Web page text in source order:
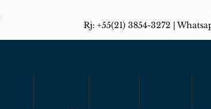
Rj: +55(21) 3854-3272 |